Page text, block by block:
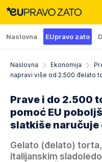
Naslovna EUpravo zato
Naslovna Ekonomija
napravi više od 2.500 đelato
Prave i do 2.500
pomoć EU
slatkiše naručuje
Gelato (đelato)
italijanskim